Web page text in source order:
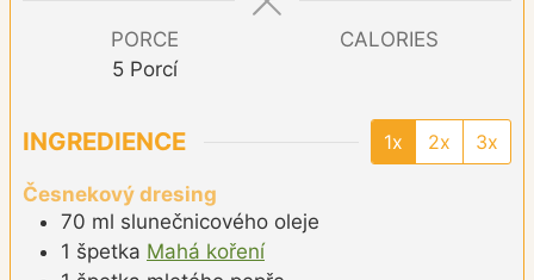
PORCE
5 Porcí
CALORIES
INGREDIENCE 1x 2x 3x
Česnekový dresing
70 ml slunečnicového oleje
1 špetka Mahá koření